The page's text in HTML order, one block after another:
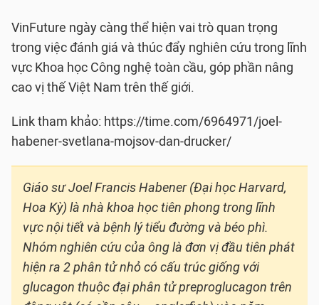
VinFuture ngày càng thể hiện vai trò quan trọng
trong việc đánh giá và thúc đẩy nghiên cứu trong lĩnh
vực Khoa học Công nghệ toàn cầu, góp phần nâng
cao vị thế Việt Nam trên thế giới.
Link tham khảo: https://time.com/6964971/joel-
habener-svetlana-mojsov-dan-drucker/
Giáo sư Joel Francis Habener (Đại học Harvard,
Hoa Kỳ) là nhà khoa học tiên phong trong lĩnh
vực nội tiết và bệnh lý tiểu đường và béo phì.
Nhóm nghiên cứu của ông là đơn vị đầu tiên phát
hiện ra 2 phân tử nhỏ có cấu trúc giống với
glucagon thuộc đại phân tử preproglucagon trên